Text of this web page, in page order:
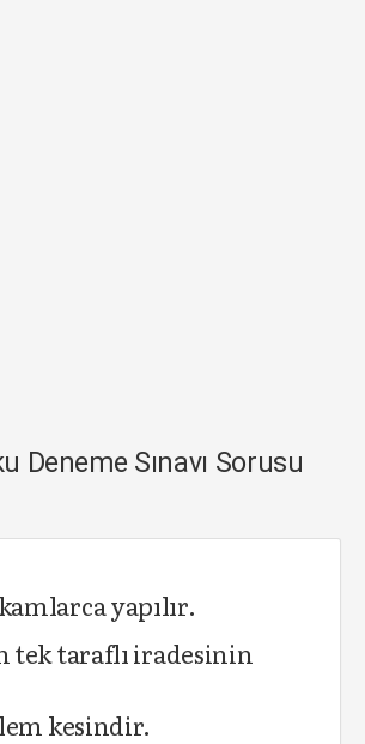
Deneme Sınavı Sorusu
yapılır.
tek taraflı iradesinin
kesindir.